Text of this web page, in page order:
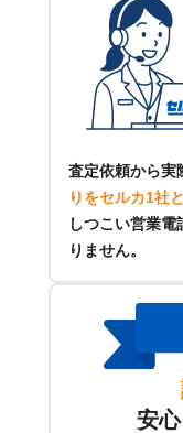
査定依頼から実
りをセルカ1社
しつこい営業
りません。
安